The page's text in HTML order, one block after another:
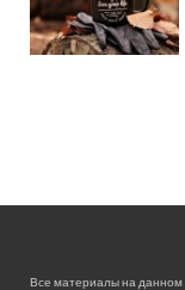
Все материалы на данном